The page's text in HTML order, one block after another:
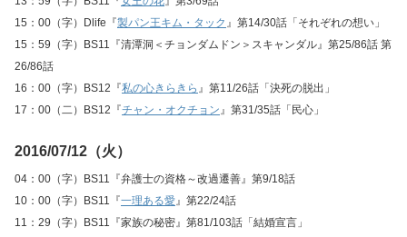
15：00（字）Dlife『製パン王キム・タック 』第14/30話「それぞれの想い」
15：59（字）BS11『清潭洞＜チョンダムドン＞スキャンダル』第25/86話 第
26/86話
16：00（字）BS12『私の心きらきら 』第11/26話「決死の脱出」
17：00（二）BS12『チャン・オクチョン』第31/35話「民心」
2016/07/12（火）
04：00（字）BS11『弁護士の資格～改過遷善』第9/18話
10：00（字）BS11『一理ある愛』第22/24話
11：29（字）BS11『家族の秘密』第81/103話「結婚宣言」